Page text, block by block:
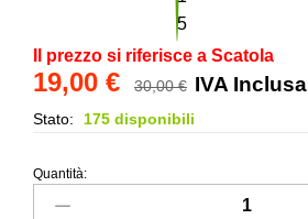
Il prezzo si riferisce a Scatola
19,00 € 30,00€ IVA Inclusa
Stato:
175 disponibili
Listello
Piatto
Quantità: